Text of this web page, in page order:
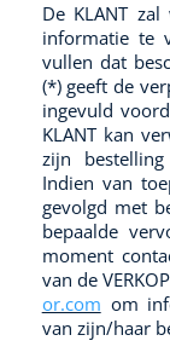
De KLANT
informatie te
vullen dat
(*) geeft de
ingevuld
KLANT kan
zijn bestelling
Indien van
gevolgd met
bepaalde
moment
van de
or.com om
van zijn/haar